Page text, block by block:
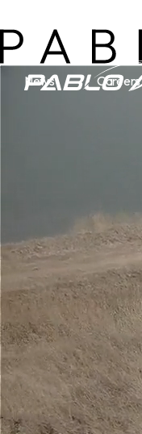
News Careers